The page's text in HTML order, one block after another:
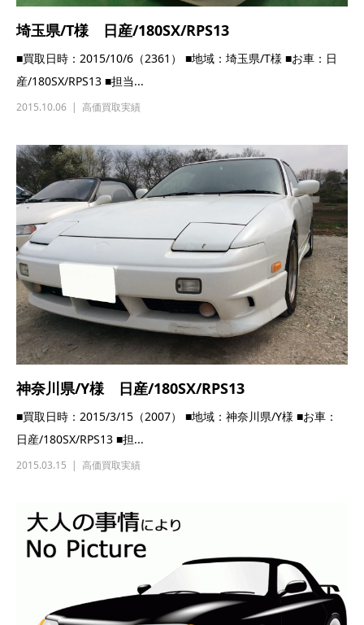
埼玉県/T様 日産/180SX/RPS13
■買取日時：2015/10/6（2361） ■地域：埼玉県/T様 ■お車：日
産/180SX/RPS13 ■担当...
2015.10.06 高価買取実績
神奈川県/Y様 日産/180SX/RPS13
■買取日時：2015/3/15（2007） ■地域：神奈川県/Y様 ■お車：
日産/180SX/RPS13 ■担...
2015.03.15 高価買取実績